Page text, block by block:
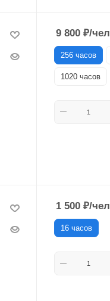
9 800 ₽/чел
256 часов
1020 часов
1 500 ₽/чел
16 часов